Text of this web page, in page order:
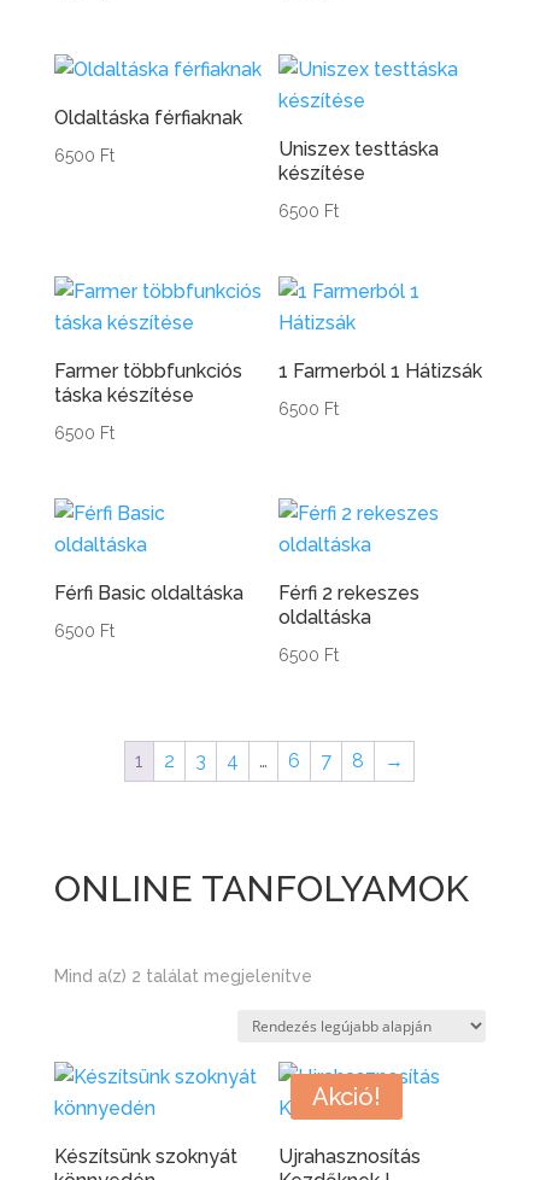
Oldaltáska férfiaknak
6500 Ft
Uniszex testtáska
készítése
6500 Ft
Farmer többfunkciós
táska készítése
6500 Ft
1 Farmerból 1 Hátizsák
6500 Ft
Férfi Basic oldaltáska
6500 Ft
Férfi 2 rekeszes
oldaltáska
6500 Ft
1 2 3 4 … 6 7 8 →
ONLINE TANFOLYAMOK
Mind a(z) 2 találat megjelenítveSorted
latest
Készítsünk szoknyát
Akció!
Ujrahasznosítás